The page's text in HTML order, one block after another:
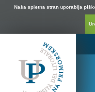
Naša spletna stran uporablja